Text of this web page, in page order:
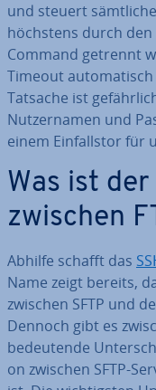
und steuert
höchstens durch
Command getrennt
Timeout
Tatsache ist
Nut­zer­na­men und
einem Ein­falls­tor für
Was ist
zwischen
Abhilfe schafft das
Name zeigt bereits,
zwischen SFTP und
Dennoch gibt es
be­deu­ten­de
on zwischen SFTP-